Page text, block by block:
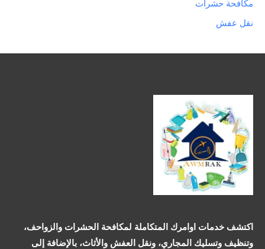
مكافحة حشرات
نقل عفش
اكتشف خدمات اوامرك المتكاملة لمكافحة الحشرات والزواحف،
وتنظيف وتسليك المجاري، ونقل العفش والأثاث، بالإضافة إلى